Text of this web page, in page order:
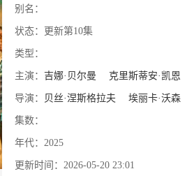
别名：
状态： 更新第10集
类型：
主演： 吉娜·贝尔曼 克里斯蒂安·凯恩
导演： 贝丝·涅斯格拉夫 埃丽卡·沃森
集数：
年代： 2025
更新时间： 2026-05-20 23:01